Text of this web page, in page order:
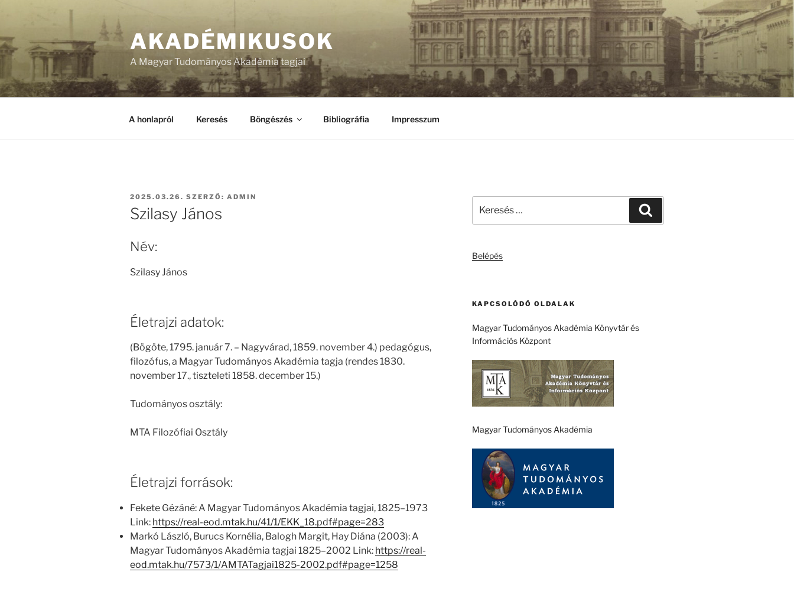
AKADÉMIKUSOK
A Magyar Tudományos Akadémia tagjai
A honlapról Keresés Böngészés Bibliográfia Impresszum
BEKÜLDVE:
2025.03.26. SZERZŐ: ADMIN
Szilasy János
Név:
Szilasy János
Életrajzi adatok:
(Bögöte, 1795. január 7. – Nagyvárad, 1859. november 4.) pedagógus,
filozófus, a Magyar Tudományos Akadémia tagja (rendes 1830.
november 17., tiszteleti 1858. december 15.)
Tudományos osztály:
MTA Filozófiai Osztály
Életrajzi források:
Fekete Gézáné: A Magyar Tudományos Akadémia tagjai, 1825–1973
Link: https://real-eod.mtak.hu/41/1/EKK_18.pdf#page=283
Markó László, Burucs Kornélia, Balogh Margit, Hay Diána (2003): A
Magyar Tudományos Akadémia tagjai 1825–2002 Link: https://real-
eod.mtak.hu/7573/1/AMTATagjai1825-2002.pdf#page=1258
következő
Belépés
KAPCSOLÓDÓ OLDALAK
Magyar Tudományos Akadémia Könyvtár és
Információs Központ
Magyar Tudományos Akadémia